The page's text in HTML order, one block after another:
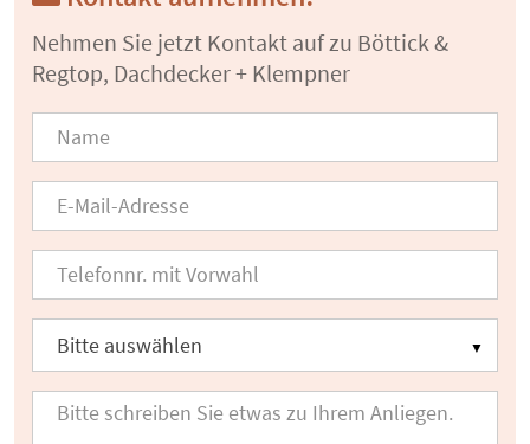
Nehmen Sie jetzt Kontakt auf zu Böttick &
Regtop, Dachdecker + Klempner